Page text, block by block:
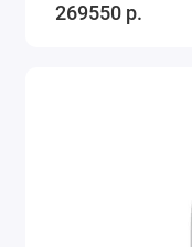
269550 р.